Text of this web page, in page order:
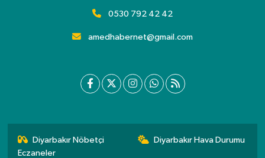
0530 792 42 42
amedhabernet@gmail.com
Diyarbakır Nöbetçi
Eczaneler
Diyarbakır Hava Durumu